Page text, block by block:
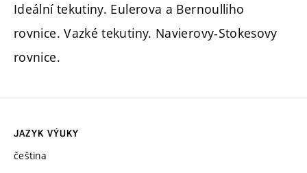
Ideální tekutiny. Eulerova a Bernoulliho
rovnice. Vazké tekutiny. Navierovy-Stokesovy
rovnice.
JAZYK VÝUKY
čeština